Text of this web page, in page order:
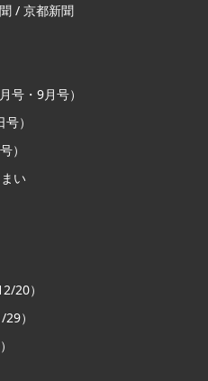
/ 京都新聞
号・9月号）
）
）
い
20）
）